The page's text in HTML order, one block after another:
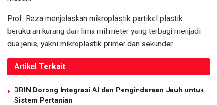
Prof. Reza menjelaskan mikroplastik partikel plastik
berukuran kurang dari lima milimeter yang terbagi menjadi
dua jenis, yakni mikroplastik primer dan sekunder.
Artikel Terkait
BRIN Dorong Integrasi AI dan Penginderaan Jauh untuk
Sistem Pertanian